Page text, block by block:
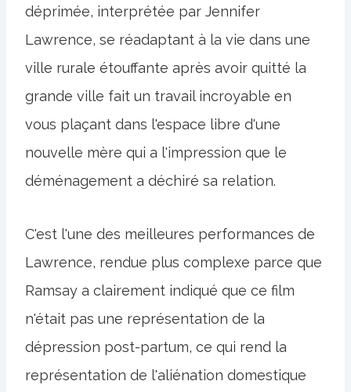
déprimée, interprétée par Jennifer
Lawrence, se réadaptant à la vie dans une
ville rurale étouffante après avoir quitté la
grande ville fait un travail incroyable en
vous plaçant dans l'espace libre d'une
nouvelle mère qui a l'impression que le
déménagement a déchiré sa relation.
C'est l'une des meilleures performances de
Lawrence, rendue plus complexe parce que
Ramsay a clairement indiqué que ce film
n'était pas une représentation de la
dépression post-partum, ce qui rend la
représentation de l'aliénation domestique